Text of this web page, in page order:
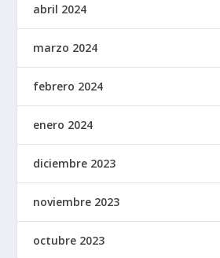
abril 2024
marzo 2024
febrero 2024
enero 2024
diciembre 2023
noviembre 2023
octubre 2023